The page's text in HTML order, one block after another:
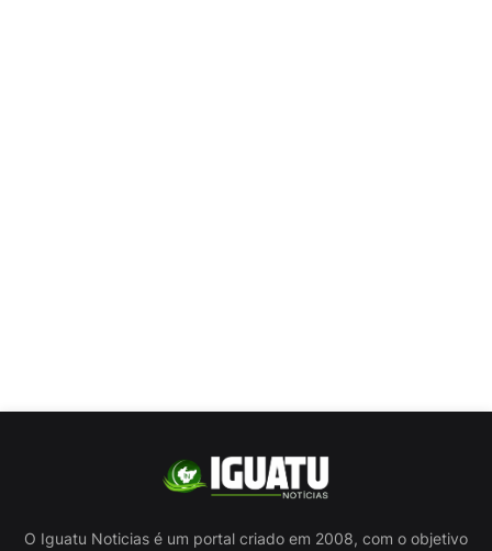
O Iguatu Noticias é um portal criado em 2008, com o objetivo